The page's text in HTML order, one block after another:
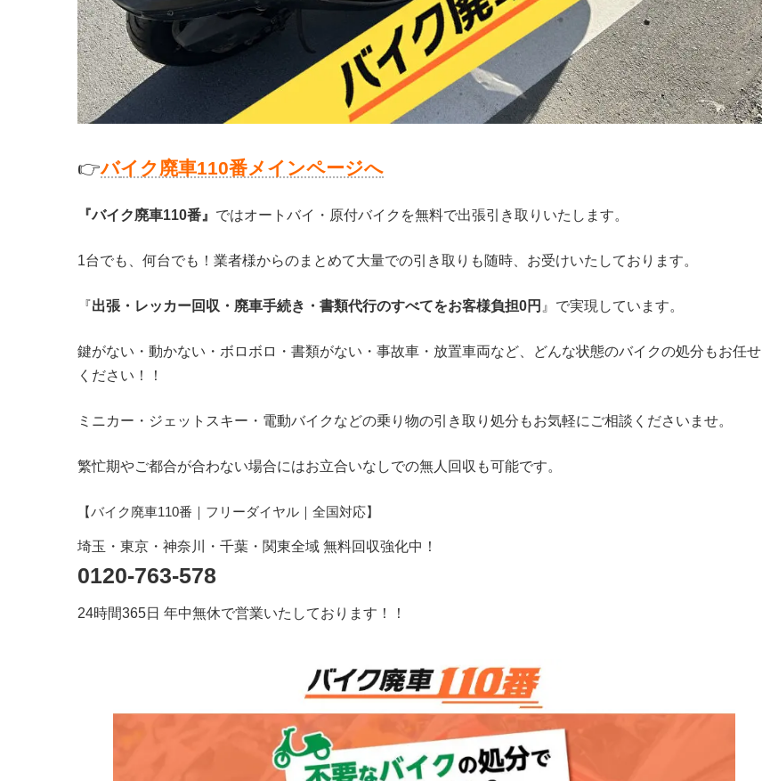
👉バイク廃車110番メインページへ
『バイク廃車110番』 ではオートバイ・原付バイクを無料で出張引き取りいたします。
1台でも、何台でも！業者様からのまとめて大量での引き取りも随時、お受けいたしております。
『出張・レッカー回収・廃車手続き・書類代行のすべてをお客様負担0円 』で実現しています。
鍵がない・動かない・ボロボロ・書類がない・事故車・放置車両など、どんな状態のバイクの処分もお任せ
ください！！
ミニカー・ジェットスキー・電動バイクなどの乗り物の引き取り処分もお気軽にご相談くださいませ。
繁忙期やご都合が合わない場合にはお立合いなしでの無人回収も可能です。
【バイク廃車110番｜フリーダイヤル ｜全国対応】
埼玉・東京・神奈川・千葉・関東全域 無料回収強化中！
0120-763-578
24時間365日 年中無休で営業いたしております！！